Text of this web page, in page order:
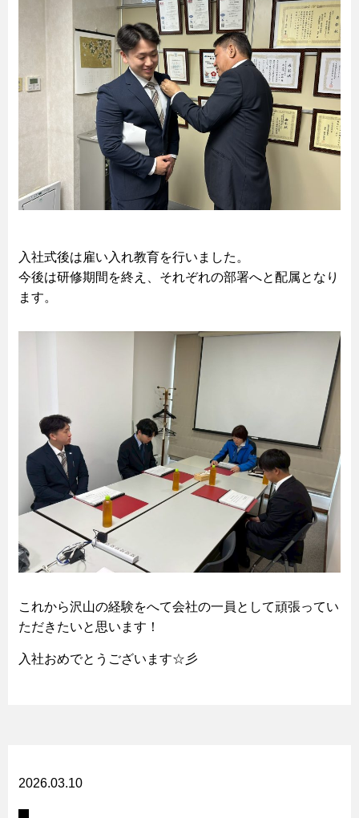
入社式後は雇い入れ教育を行いました。
今後は研修期間を終え、それぞれの部署へと配属となり
ます。
これから沢山の経験をへて会社の一員として頑張ってい
ただきたいと思います！
入社おめでとうございます☆彡
2026.03.10